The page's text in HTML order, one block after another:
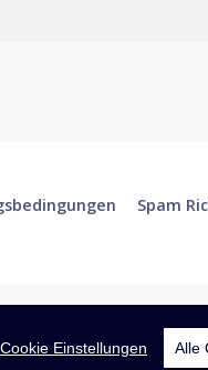
Spam
Cookie Einstellungen Alle